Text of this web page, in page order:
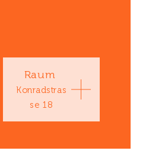
Raum
Konradstras
se 18